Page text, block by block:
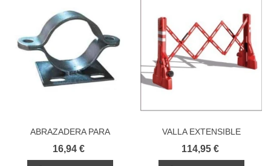
ABRAZADERA PARA
POSTES CIRCULAR DE
16,94 €
VALLA EXTENSIBLE
PLÁSTICO
114,95 €